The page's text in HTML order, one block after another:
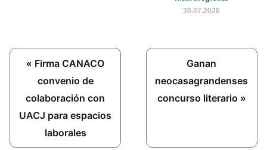
30.07.2026
Previous
Post:
« Firma CANACO
convenio de
colaboración con
UACJ para espacios
laborales
Next
Post:
Ganan
neocasagrandenses
concurso literario »